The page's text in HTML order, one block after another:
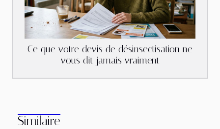
Ce que votre devis de désinsectisation ne
vous dit jamais vraiment
Similaire